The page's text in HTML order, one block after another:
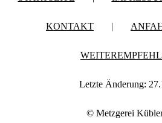
KONTAKT |
Letzte Änderung:
© Metzgerei